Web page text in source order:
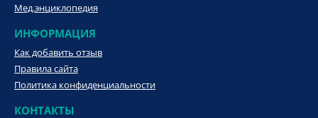
Мед.энциклопедия
ИНФОРМАЦИЯ
Как добавить отзыв
Правила сайта
Политика конфиденциальности
КОНТАКТЫ